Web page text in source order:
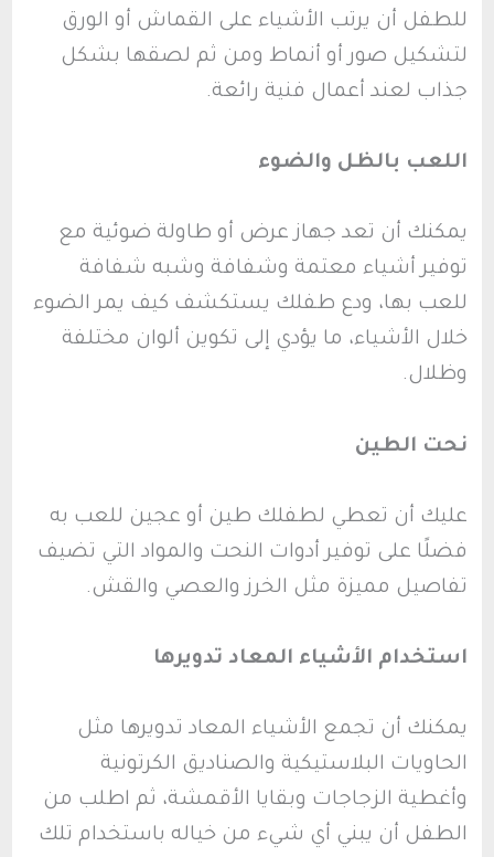
للطفل أن يرتب الأشياء على القماش أو الورق
لتشكيل صور أو أنماط ومن ثم لصقها بشكل
جذاب لعند أعمال فنية رائعة.
اللعب بالظل والضوء
يمكنك أن تعد جهاز عرض أو طاولة ضوئية مع
توفير أشياء معتمة وشفافة وشبه شفافة
للعب بها، ودع طفلك يستكشف كيف يمر الضوء
خلال الأشياء، ما يؤدي إلى تكوين ألوان مختلفة
وظلال.
نحت الطين
عليك أن تعطي لطفلك طين أو عجين للعب به
فضلًا على توفير أدوات النحت والمواد التي تضيف
تفاصيل مميزة مثل الخرز والعصي والقش.
استخدام الأشياء المعاد تدويرها
يمكنك أن تجمع الأشياء المعاد تدويرها مثل
الحاويات البلاستيكية والصناديق الكرتونية
وأغطية الزجاجات وبقايا الأقمشة، ثم اطلب من
الطفل أن يبني أي شيء من خياله باستخدام تلك